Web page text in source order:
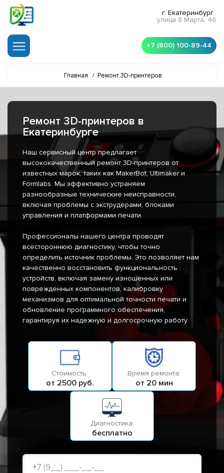
г. Екатеринбург
улица 8 Марта, 46
+7 (800) 100-89-44
Главная / Ремонт 3D-принтеров
Ремонт 3D-принтеров в
Екатеринбурге
Наш сервисный центр предлагает
высококачественный ремонт 3D-принтеров от
известных марок, таких как MakerBot, Ultimaker и
Formlabs. Мы эффективно устраняем
разнообразные технические неисправности,
включая проблемы с экструдерами, блоками
управления и платформами печати.
Профессионалы нашего центра проводят
всестороннюю диагностику, чтобы точно
определить источник проблемы. Это позволяет нам
качественно восстановить функциональность
устройств, включая замену изношенных или
поврежденных компонентов, калибровку
механизмов для оптимальной точности печати и
обновление программного обеспечения,
гарантируя их надежную и долгосрочную работу.
Стоимость:
от 2500 руб.
Время ремонта:
от 20 мин
Диагностика:
бесплатно